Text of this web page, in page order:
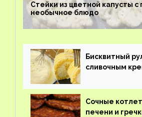
Стейки из цветной капусты с
необычное блюдо
Бисквитный
сливочным
Сочные
печени и